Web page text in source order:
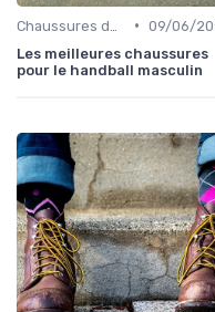
• 09/06/
Les meilleures chaussures
pour le handball masculin